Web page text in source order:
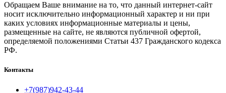
Обращаем Ваше внимание на то, что данный интернет-сайт
носит исключительно информационный характер и ни при
каких условиях информационные материалы и цены,
размещенные на сайте, не являются публичной офертой,
определяемой положениями Статьи 437 Гражданского кодекса
РФ.
Контакты
+7(987)942-43-44